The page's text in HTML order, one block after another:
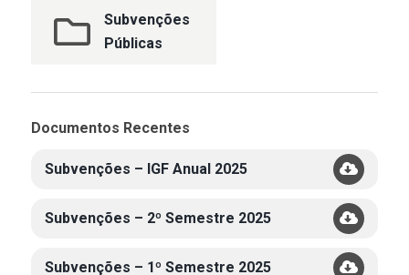
Subvenções
Públicas
Documentos Recentes
Subvenções – IGF Anual 2025
Subvenções – 2º Semestre 2025
Subvenções – 1º Semestre 2025